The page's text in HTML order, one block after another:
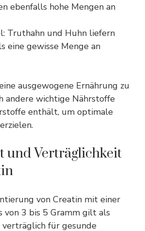
ebenfalls hohe Mengen an
Truthahn und Huhn liefern
eine gewisse Menge an
ausgewogene Ernährung zu
andere wichtige Nährstoffe
enthält, um optimale
und Verträglichkeit
von Creatin mit einer
von 3 bis 5 Gramm gilt als
für gesunde